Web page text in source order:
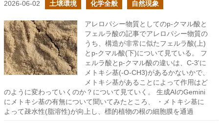
2026-06-02 土壌環境 化学全般 自然現象
アレロパシー物質としてのp-クマル酸と
フェルラ酸の記事でアレロパシー物質の
うち、構造が非常に似たフェルラ酸(上)
とp-クマル酸(下)について見ている。 フ
ェルラ酸とp-クマル酸の違いは、C-3'に
メトキシ基(-O-CH3)があるかないかで、
メトキシ基があることによって作用はど
のように変わっていくのか？について見ていく。 生成AIのGemini
にメトキシ基の有無について聞いてみたところ、 ・メトキシ基に
よって疎水性(脂溶性)が向上し、標的植物の根の細胞膜を通過